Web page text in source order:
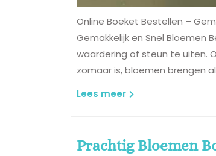
Online Boeket Bestellen –
Gemakkelijk en Snel Bloemen
waardering of steun te uiten.
zomaar is, bloemen brengen
Lees meer Lees
Prachtig Bloemen